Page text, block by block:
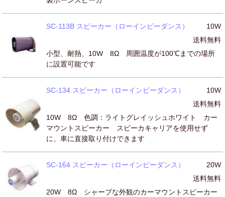
SC-113B スピーカー（ローインピーダンス）
10W
送料無料
小型、耐熱、10W 8Ω 周囲温度が100℃までの場所
に設置可能です
SC-134 スピーカー（ローインピーダンス）
10W
送料無料
10W 8Ω 色調：ライトグレイッシュホワイト カー
マウントスピーカー スピーカキャリアを使用せず
に、車に直接取り付けできます
SC-164 スピーカー（ローインピーダンス）
20W
送料無料
20W 8Ω シャープな外観のカーマウントスピーカー